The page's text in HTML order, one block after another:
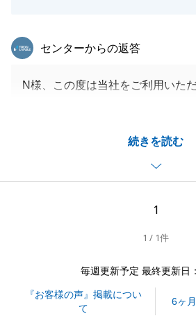
続きを読む
東急リバブル
センターからの返答
N様、この度は当社をご利用いた
ナウンスやこちらからの誘導を心
ストレスのない取引ができたとい
いです。
引き続きよろしくお願いします。
閉じる
1
1 / 1件
毎週更新予定 最終更新日
『お客様の声』掲載につい
て
6ヶ